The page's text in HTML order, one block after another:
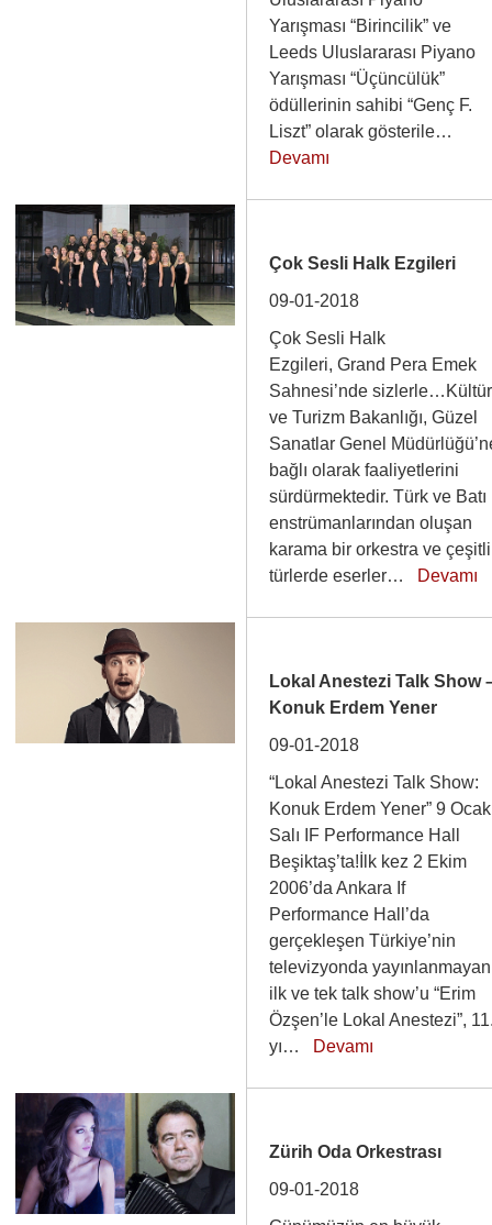
Yarışması “Birincilik” ve
Leeds Uluslararası Piyano
Yarışması “Üçüncülük”
ödüllerinin sahibi “Genç F.
Liszt” olarak gösterile…
Devamı
Çok Sesli Halk Ezgileri
09-01-2018
Çok Sesli Halk
Ezgileri, Grand Pera Emek
Sahnesi’nde sizlerle…Kültür
ve Turizm Bakanlığı, Güzel
Sanatlar Genel
bağlı olarak faaliyetlerini
sürdürmektedir. Türk ve Batı
enstrümanlarından oluşan
karama bir orkestra ve çeşitli
türlerde eserler… Devamı
Lokal Anestezi Talk Show
Konuk Erdem Yener
09-01-2018
“Lokal Anestezi Talk Show:
Konuk Erdem Yener” 9 Ocak
Salı IF Performance Hall
Beşiktaş’ta!İlk kez 2 Ekim
2006’da Ankara If
Performance Hall’da
gerçekleşen Türkiye’nin
televizyonda yayınlanmayan
ilk ve tek talk show’u “Erim
Özşen’le Lokal Anestezi”,
yı… Devamı
Zürih Oda Orkestrası
09-01-2018